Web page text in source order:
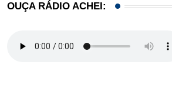
OUÇA RÁDIO ACHEI: